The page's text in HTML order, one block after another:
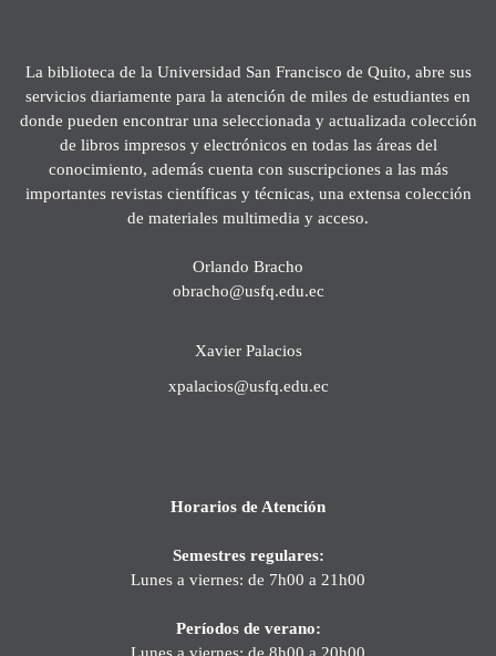
La biblioteca de la Universidad San Francisco de Quito, abre sus
servicios diariamente para la atención de miles de estudiantes en
donde pueden encontrar una seleccionada y actualizada colección
de libros impresos y electrónicos en todas las áreas del
conocimiento, además cuenta con suscripciones a las más
importantes revistas científicas y técnicas, una extensa colección
de materiales multimedia y acceso.
Orlando Bracho
obracho@usfq.edu.ec
Xavier Palacios
xpalacios@usfq.edu.ec
Horarios de Atención
Semestres regulares:
Lunes a viernes: de 7h00 a 21h00
Períodos de verano:
Lunes a viernes: de 8h00 a 20h00